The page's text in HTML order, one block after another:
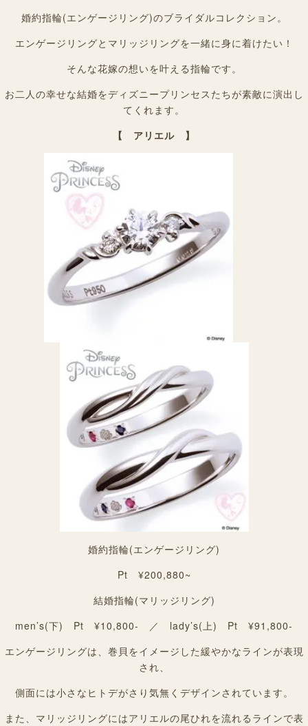
婚約指輪(エンゲージリング)のブライダルコレクション。
エンゲージリングとマリッジリングを一緒に身に着けたい！
そんな花嫁の想いを叶える指輪です。
お二人の幸せな結婚をディズニープリンセスたちが素敵に演出し
てくれます。
【 アリエル 】
婚約指輪(エンゲージリング)
Pt ¥200,880~
結婚指輪(マリッジリング)
men’s(下) Pt ¥10,800- ／ lady’s(上) Pt ¥91,800-
エンゲージリングは、巻貝をイメージした緩やかなラインが表現
され、
側面には小さなヒトデがさり気無くデザインされています。
また、マリッジリングにはアリエルの尾ひれを流れるラインで表